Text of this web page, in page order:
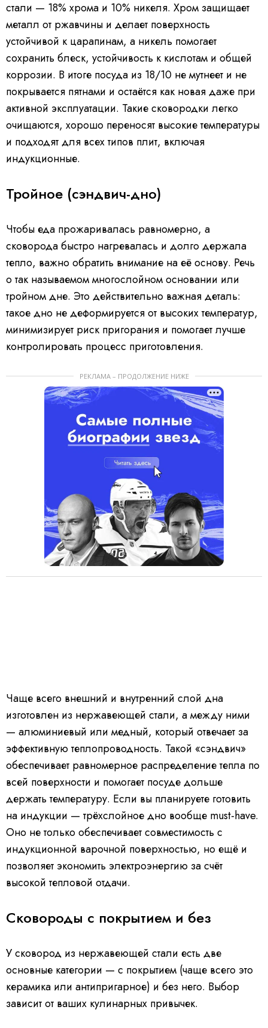
стали — 18% хрома и 10% никеля. Хром защищает
металл от ржавчины и делает поверхность
устойчивой к царапинам, а никель помогает
сохранить блеск, устойчивость к кислотам и общей
коррозии. В итоге посуда из 18/10 не мутнеет и не
покрывается пятнами и остаётся как новая даже при
активной эксплуатации. Такие сковородки легко
очищаются, хорошо переносят высокие температуры
и подходят для всех типов плит, включая
индукционные.
Тройное (сэндвич-дно)
Чтобы еда прожаривалась равномерно, а
сковорода быстро нагревалась и долго держала
тепло, важно обратить внимание на её основу. Речь
о так называемом многослойном основании или
тройном дне. Это действительно важная деталь:
такое дно не деформируется от высоких температур,
минимизирует риск пригорания и помогает лучше
контролировать процесс приготовления.
РЕКЛАМА – ПРОДОЛЖЕНИЕ НИЖЕ
Чаще всего внешний и внутренний слой дна
изготовлен из нержавеющей стали, а между ними
— алюминиевый или медный, который отвечает за
эффективную теплопроводность. Такой «сэндвич»
обеспечивает равномерное распределение тепла по
всей поверхности и помогает посуде дольше
держать температуру. Если вы планируете готовить
на индукции — трёхслойное дно вообще must-have.
Оно не только обеспечивает совместимость с
индукционной варочной поверхностью, но ещё и
позволяет экономить электроэнергию за счёт
высокой тепловой отдачи.
Сковороды с покрытием и без
У сковород из нержавеющей стали есть две
основные категории — с покрытием (чаще всего это
керамика или антипригарное) и без него. Выбор
зависит от ваших кулинарных привычек.